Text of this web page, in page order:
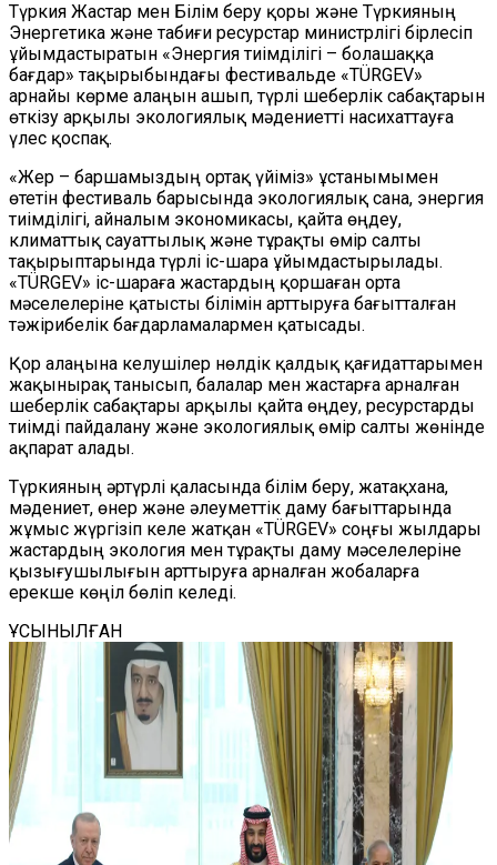
Түркия Жастар мен Білім беру қоры және Түркияның
Энергетика және табиғи ресурстар министрлігі бірлесіп
ұйымдастыратын «Энергия тиімділігі – болашаққа
бағдар» тақырыбындағы фестивальде «TÜRGEV»
арнайы көрме алаңын ашып, түрлі шеберлік сабақтарын
өткізу арқылы экологиялық мәдениетті насихаттауға
үлес қоспақ.
«Жер – баршамыздың ортақ үйіміз» ұстанымымен
өтетін фестиваль барысында экологиялық сана, энергия
тиімділігі, айналым экономикасы, қайта өңдеу,
климаттық сауаттылық және тұрақты өмір салты
тақырыптарында түрлі іс-шара ұйымдастырылады.
«TÜRGEV» іс-шараға жастардың қоршаған орта
мәселелеріне қатысты білімін арттыруға бағытталған
тәжірибелік бағдарламалармен қатысады.
Қор алаңына келушілер нөлдік қалдық қағидаттарымен
жақынырақ танысып, балалар мен жастарға арналған
шеберлік сабақтары арқылы қайта өңдеу, ресурстарды
тиімді пайдалану және экологиялық өмір салты жөнінде
ақпарат алады.
Түркияның әртүрлі қаласында білім беру, жатақхана,
мәдениет, өнер және әлеуметтік даму бағыттарында
жұмыс жүргізіп келе жатқан «TÜRGEV» соңғы жылдары
жастардың экология мен тұрақты даму мәселелеріне
қызығушылығын арттыруға арналған жобаларға
ерекше көңіл бөліп келеді.
ҰСЫНЫЛҒАН